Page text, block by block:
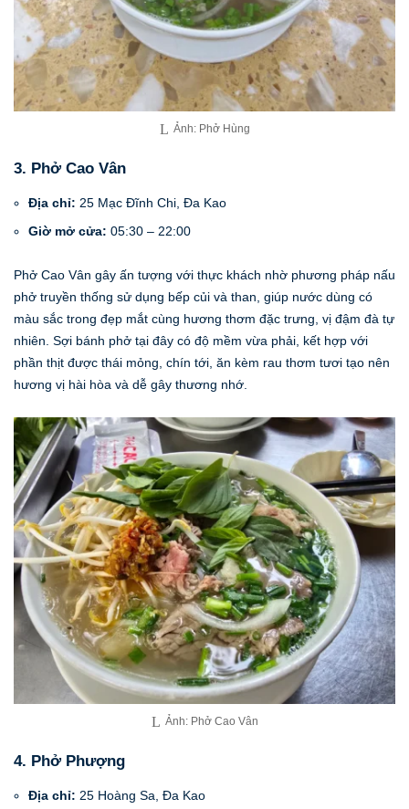
Ảnh: Phở Hùng
3. Phở Cao Vân
Địa chỉ: 25 Mạc Đĩnh Chi, Đa Kao
Giờ mở cửa: 05:30 – 22:00
Phở Cao Vân gây ấn tượng với thực khách nhờ phương pháp nấu
phở truyền thống sử dụng bếp củi và than, giúp nước dùng có
màu sắc trong đẹp mắt cùng hương thơm đặc trưng, vị đậm đà tự
nhiên. Sợi bánh phở tại đây có độ mềm vừa phải, kết hợp với
phần thịt được thái mỏng, chín tới, ăn kèm rau thơm tươi tạo nên
hương vị hài hòa và dễ gây thương nhớ.
Ảnh: Phở Cao Vân
4. Phở Phượng
Địa chỉ: 25 Hoàng Sa, Đa Kao